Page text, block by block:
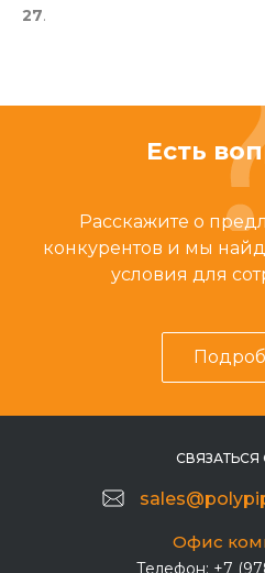
27.
Есть
Расскажите о
конкурентов и мы
условия для
СВЯЗАТЬСЯ
Офис
Телефон: +7